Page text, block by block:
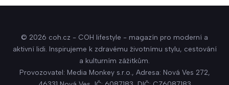
© 2026 coh.cz - COH lifestyle - magazín pro moderní a
aktivní lidi. Inspirujeme k zdravému životnímu stylu, cestování
a kulturním zážitkům.
Provozovatel: Media Monkey s.r.o., Adresa: Nová Ves 272,